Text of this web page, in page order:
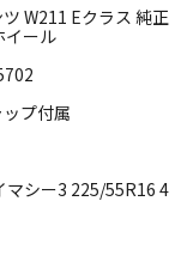
W211 Eクラス 純正
イール
プ付属
マシー3 225/55R16 4